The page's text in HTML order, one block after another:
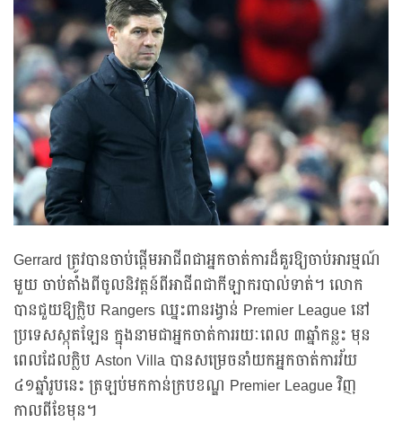
Gerrard ត្រូវបានចាប់ផ្ដើមអាជីពជាអ្នកចាត់ការដ៏គួរឱ្យចាប់អារម្មណ៍
មួយ ចាប់តាំងពីចូលនិវត្តន៍ពីអាជីពជាកីឡាករបាល់ទាត់។ លោក
បានជួយឱ្យក្លិប Rangers ឈ្នះពានរង្វាន់ Premier League នៅ
ប្រទេសស្កុតឡែន ក្នុងនាមជាអ្នកចាត់ការរយៈពេល ៣ឆ្នាំកន្លះ មុន
ពេលដែលក្លិប Aston Villa បានសម្រេចនាំយកអ្នកចាត់ការវ័យ
៤១ឆ្នាំរូបនេះ ត្រឡប់មកកាន់ក្របខណ្ឌ Premier League វិញ
កាលពីខែមុន។